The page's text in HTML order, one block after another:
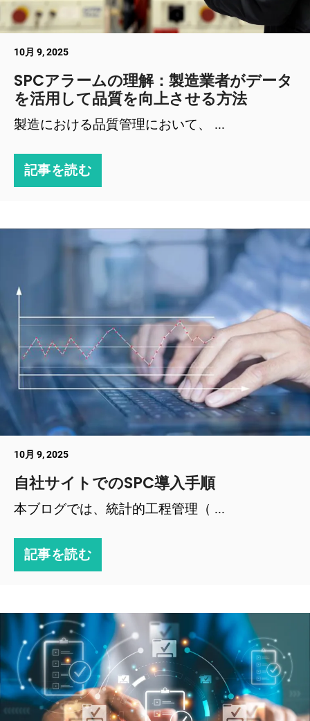
10月 9, 2025
SPCアラームの理解：製造業者がデータ
を活用して品質を向上させる方法
製造における品質管理において、 ...
記事を読む
10月 9, 2025
自社サイトでのSPC導入手順
本ブログでは、統計的工程管理（ ...
記事を読む